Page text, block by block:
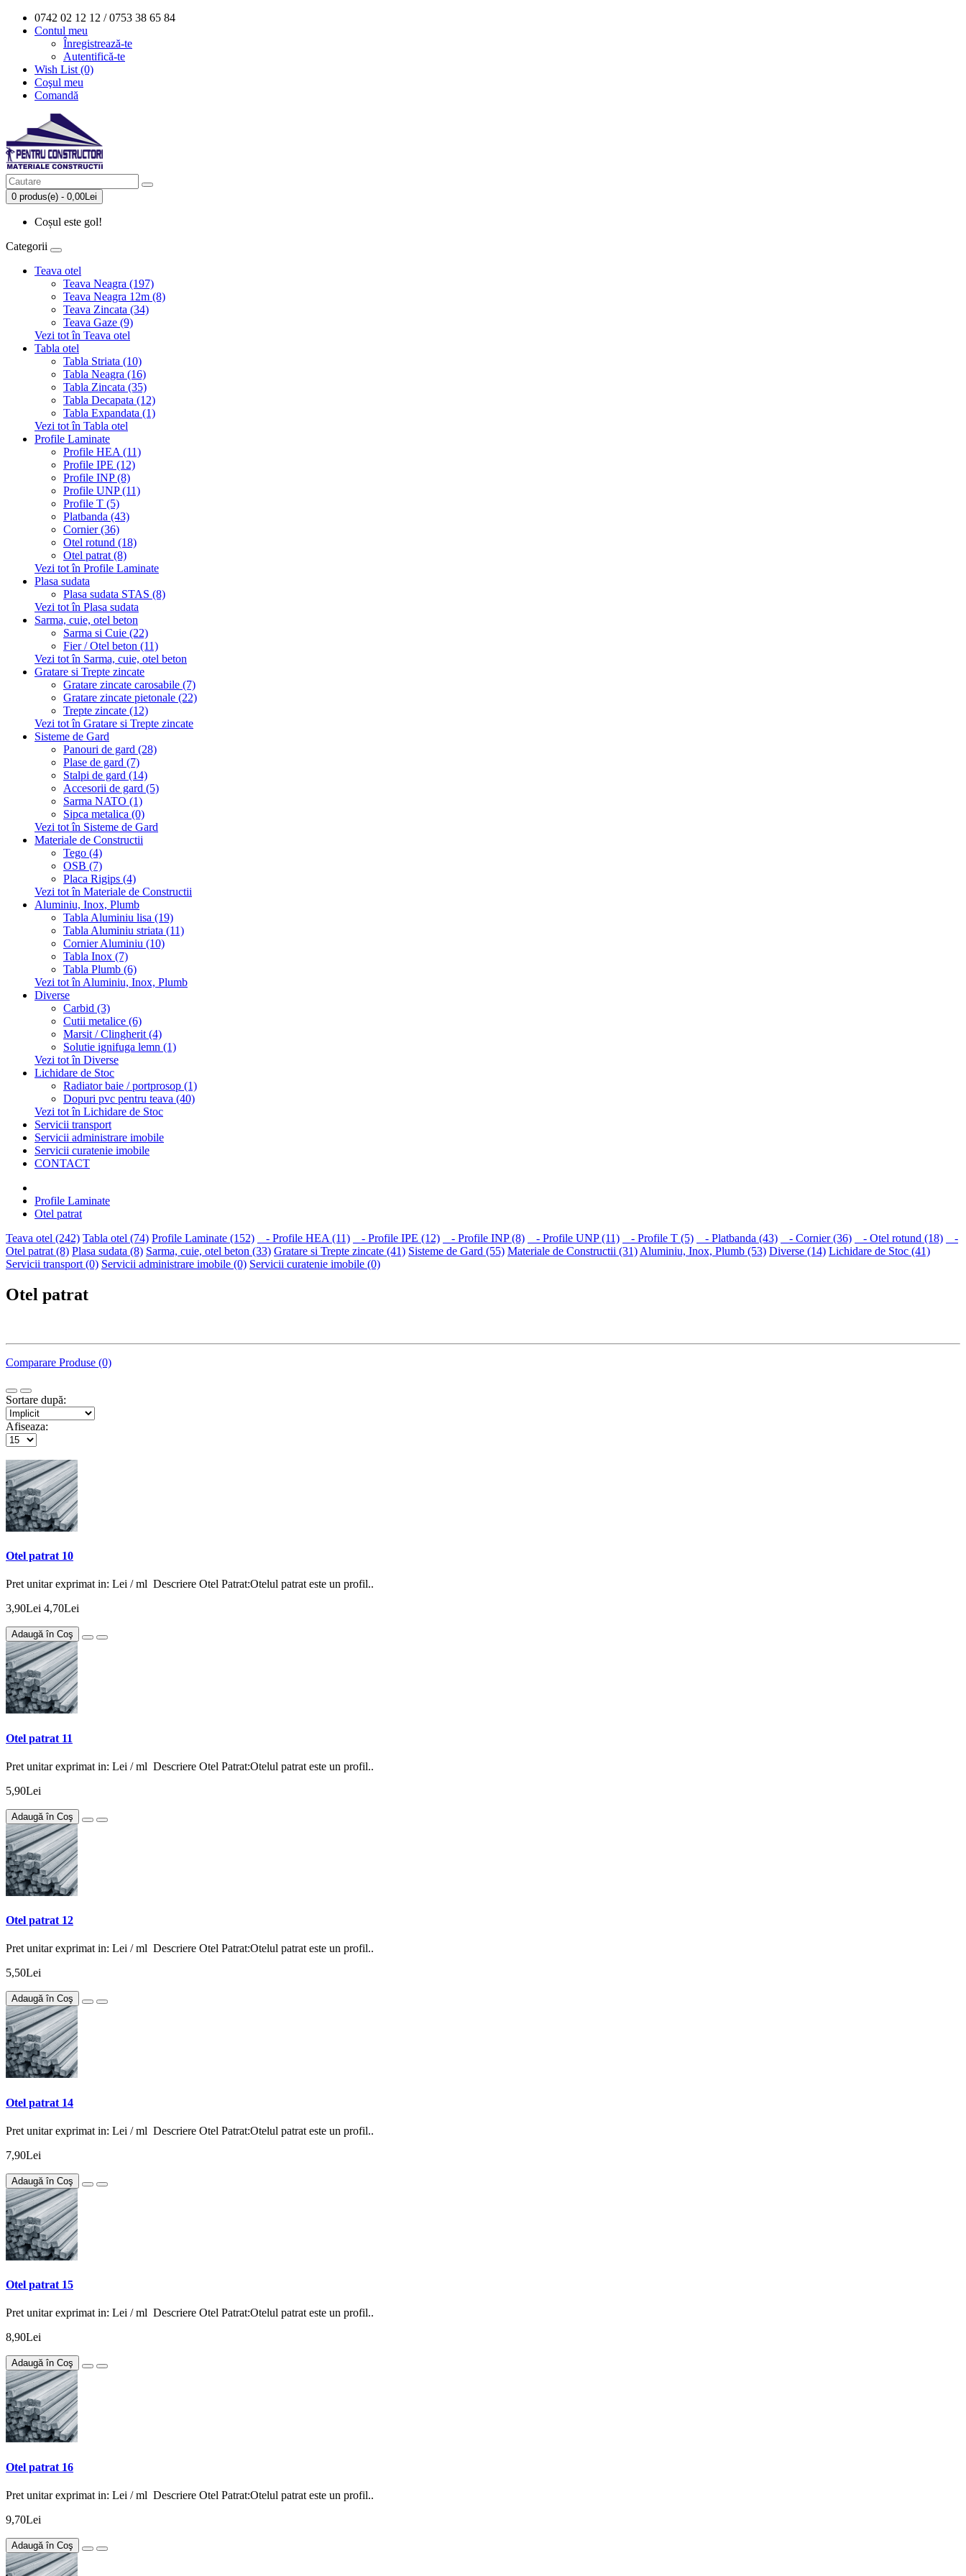
0742 02 12 12 / 0753 38 65 84
Contul meu
Înregistrează-te
Autentifică-te
Wish List (0)
Coşul meu
Comandă
0 produs(e) - 0,00Lei
Coșul este gol!
Categorii
Teava otel
Teava Neagra (197)
Teava Neagra 12m (8)
Teava Zincata (34)
Teava Gaze (9)
Vezi tot în Teava otel
Tabla otel
Tabla Striata (10)
Tabla Neagra (16)
Tabla Zincata (35)
Tabla Decapata (12)
Tabla Expandata (1)
Vezi tot în Tabla otel
Profile Laminate
Profile HEA (11)
Profile IPE (12)
Profile INP (8)
Profile UNP (11)
Profile T (5)
Platbanda (43)
Cornier (36)
Otel rotund (18)
Otel patrat (8)
Vezi tot în Profile Laminate
Plasa sudata
Plasa sudata STAS (8)
Vezi tot în Plasa sudata
Sarma, cuie, otel beton
Sarma si Cuie (22)
Fier / Otel beton (11)
Vezi tot în Sarma, cuie, otel beton
Gratare si Trepte zincate
Gratare zincate carosabile (7)
Gratare zincate pietonale (22)
Trepte zincate (12)
Vezi tot în Gratare si Trepte zincate
Sisteme de Gard
Panouri de gard (28)
Plase de gard (7)
Stalpi de gard (14)
Accesorii de gard (5)
Sarma NATO (1)
Sipca metalica (0)
Vezi tot în Sisteme de Gard
Materiale de Constructii
Tego (4)
OSB (7)
Placa Rigips (4)
Vezi tot în Materiale de Constructii
Aluminiu, Inox, Plumb
Tabla Aluminiu lisa (19)
Tabla Aluminiu striata (11)
Cornier Aluminiu (10)
Tabla Inox (7)
Tabla Plumb (6)
Vezi tot în Aluminiu, Inox, Plumb
Diverse
Carbid (3)
Cutii metalice (6)
Marsit / Clingherit (4)
Solutie ignifuga lemn (1)
Vezi tot în Diverse
Lichidare de Stoc
Radiator baie / portprosop (1)
Dopuri pvc pentru teava (40)
Vezi tot în Lichidare de Stoc
Servicii transport
Servicii administrare imobile
Servicii curatenie imobile
CONTACT
Profile Laminate
Otel patrat
Teava otel (242) Tabla otel (74) Profile Laminate (152) - Profile HEA (11) - Profile IPE (12) - Profile INP (8) - Profile UNP (11) - Profile T (5) - Platbanda (43) - Cornier (36) - Otel rotund (18)
-
Otel patrat (8) Plasa sudata (8) Sarma, cuie, otel beton (33) Gratare si Trepte zincate (41) Sisteme de Gard (55) Materiale de Constructii (31) Aluminiu, Inox, Plumb (53) Diverse (14) Lichidare de Stoc (41)
Servicii transport (0) Servicii administrare imobile (0) Servicii curatenie imobile (0)
Otel patrat
Comparare Produse (0)
Sortare după:
Afiseaza:
Otel patrat 10
Pret unitar exprimat in: Lei / ml Descriere Otel Patrat:Otelul patrat este un profil..
3,90Lei 4,70Lei
Adaugă în Coş
Otel patrat 11
Pret unitar exprimat in: Lei / ml Descriere Otel Patrat:Otelul patrat este un profil..
5,90Lei
Adaugă în Coş
Otel patrat 12
Pret unitar exprimat in: Lei / ml Descriere Otel Patrat:Otelul patrat este un profil..
5,50Lei
Adaugă în Coş
Otel patrat 14
Pret unitar exprimat in: Lei / ml Descriere Otel Patrat:Otelul patrat este un profil..
7,90Lei
Adaugă în Coş
Otel patrat 15
Pret unitar exprimat in: Lei / ml Descriere Otel Patrat:Otelul patrat este un profil..
8,90Lei
Adaugă în Coş
Otel patrat 16
Pret unitar exprimat in: Lei / ml Descriere Otel Patrat:Otelul patrat este un profil..
9,70Lei
Adaugă în Coş